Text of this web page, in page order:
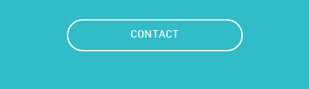
CONTACT